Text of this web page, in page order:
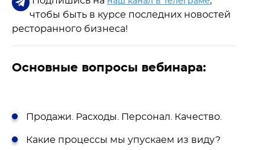
чтобы быть в курсе последних новостей
ресторанного бизнеса!
Основные вопросы вебинара:
Продажи. Расходы. Персонал. Качество.
Какие процессы мы упускаем из виду?